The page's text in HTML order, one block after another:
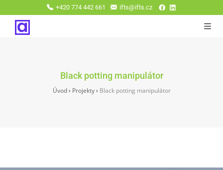
+420 774 442 661 ifts@ifts.cz
Black potting manipulátor
Úvod› Projekty› Black potting manipulátor